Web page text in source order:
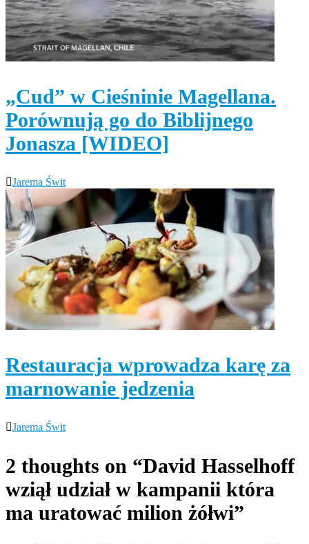
„Cud” w Cieśninie Magellana.
Porównują go do Biblijnego
Jonasza [WIDEO]
Jarema Świt
Restauracja wprowadza karę za
marnowanie jedzenia
Jarema Świt
2 thoughts on “David Hasselhoff
wziął udział w kampanii która
ma uratować milion żółwi”